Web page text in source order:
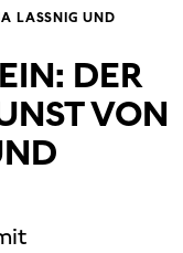
LASSNIG UND
DER
VON